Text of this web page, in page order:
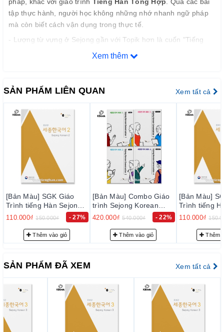
tập thực hành, người học không những nhớ nhanh ngữ pháp
mà còn biết cách vận dụng trong thực tế.
- Lượng từ vựng ở Sejong gần với Topik hơn là cuốn "Tiếng
Hàn tổng hợp dành cho người Việt"
Hàn nên sẽ giúp các bạn làm quen với mặt chữ hơn
Xem thêm
SẢN PHẨM LIÊN QUAN Xem tất cả
[Bản Màu] Combo Giáo
trình Sejong Korean
Conversation 1~4 - 세종
420.000₫ 540.000₫ - 22%
Thêm vào giỏ
[Bản Màu] SGK Giáo
Trình tiếng Hàn Sejong
4 - 세종한국어 4
110.000₫ 150.000₫ - 27%
Thêm vào giỏ
[Bản Màu]
Trình tiếng
5 - 세종한국
115.000₫
Thêm
SẢN PHẨM ĐÃ XEM Xem tất cả